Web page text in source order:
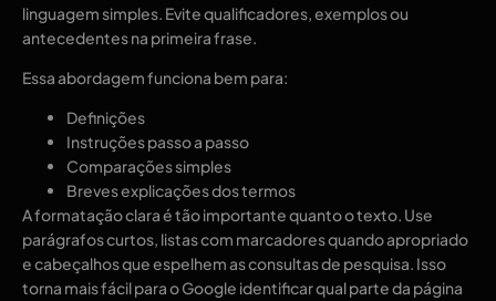
linguagem simples. Evite qualificadores, exemplos ou
antecedentes na primeira frase.
Essa abordagem funciona bem para:
Definições
Instruções passo a passo
Comparações simples
Breves explicações dos termos
A formatação clara é tão importante quanto o texto. Use
parágrafos curtos, listas com marcadores quando apropriado
e cabeçalhos que espelhem as consultas de pesquisa. Isso
torna mais fácil para o Google identificar qual parte da página